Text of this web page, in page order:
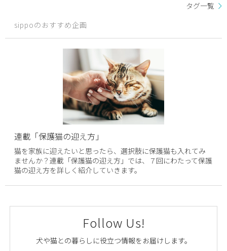
タグ一覧
sippoのおすすめ企画
連載「保護猫の迎え方」
猫を家族に迎えたいと思ったら、選択肢に保護猫も入れてみ
ませんか？連載「保護猫の迎え方」では、７回にわたって保護
猫の迎え方を詳しく紹介していきます。
Follow Us!
犬や猫との暮らしに役立つ情報をお届けします。